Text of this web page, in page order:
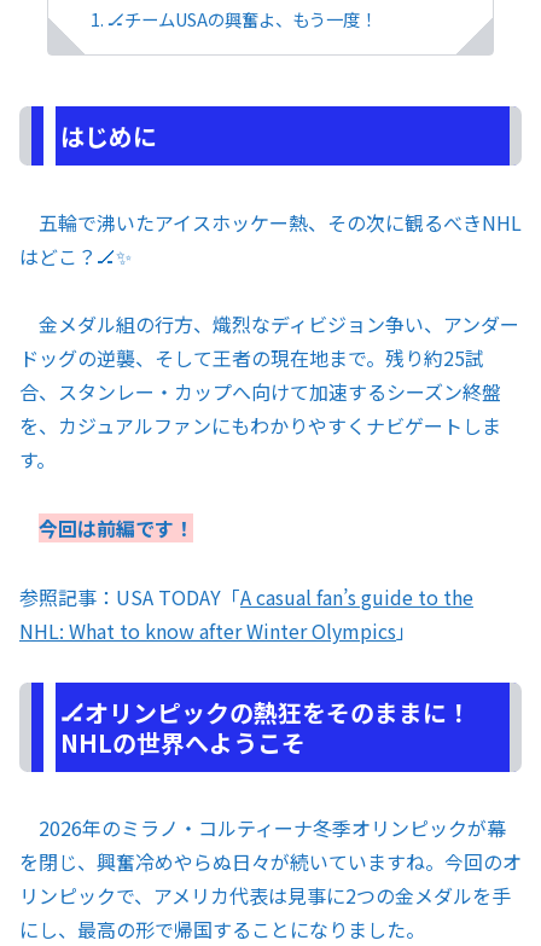
🏒チームUSAの興奮よ、もう一度！
はじめに
五輪で沸いたアイスホッケー熱、その次に観るべきNHL
はどこ？🏒✨
金メダル組の行方、熾烈なディビジョン争い、アンダー
ドッグの逆襲、そして王者の現在地まで。残り約25試
合、スタンレー・カップへ向けて加速するシーズン終盤
を、カジュアルファンにもわかりやすくナビゲートしま
す。
今回は前編です！
参照記事：USA TODAY「A casual fan’s guide to the
NHL: What to know after Winter Olympics」
🏒オリンピックの熱狂をそのままに！
NHLの世界へようこそ
2026年のミラノ・コルティーナ冬季オリンピックが幕
を閉じ、興奮冷めやらぬ日々が続いていますね。今回のオ
リンピックで、アメリカ代表は見事に2つの金メダルを手
にし、最高の形で帰国することになりました。